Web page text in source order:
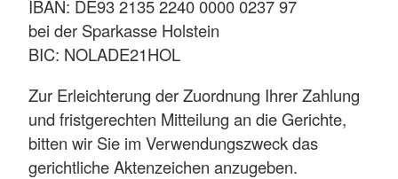
IBAN: DE93 2135 2240 0000 0237 97
bei der Sparkasse Holstein
BIC: NOLADE21HOL
Zur Erleichterung der Zuordnung Ihrer Zahlung
und fristgerechten Mitteilung an die Gerichte,
bitten wir Sie im Verwendungszweck das
gerichtliche Aktenzeichen anzugeben.